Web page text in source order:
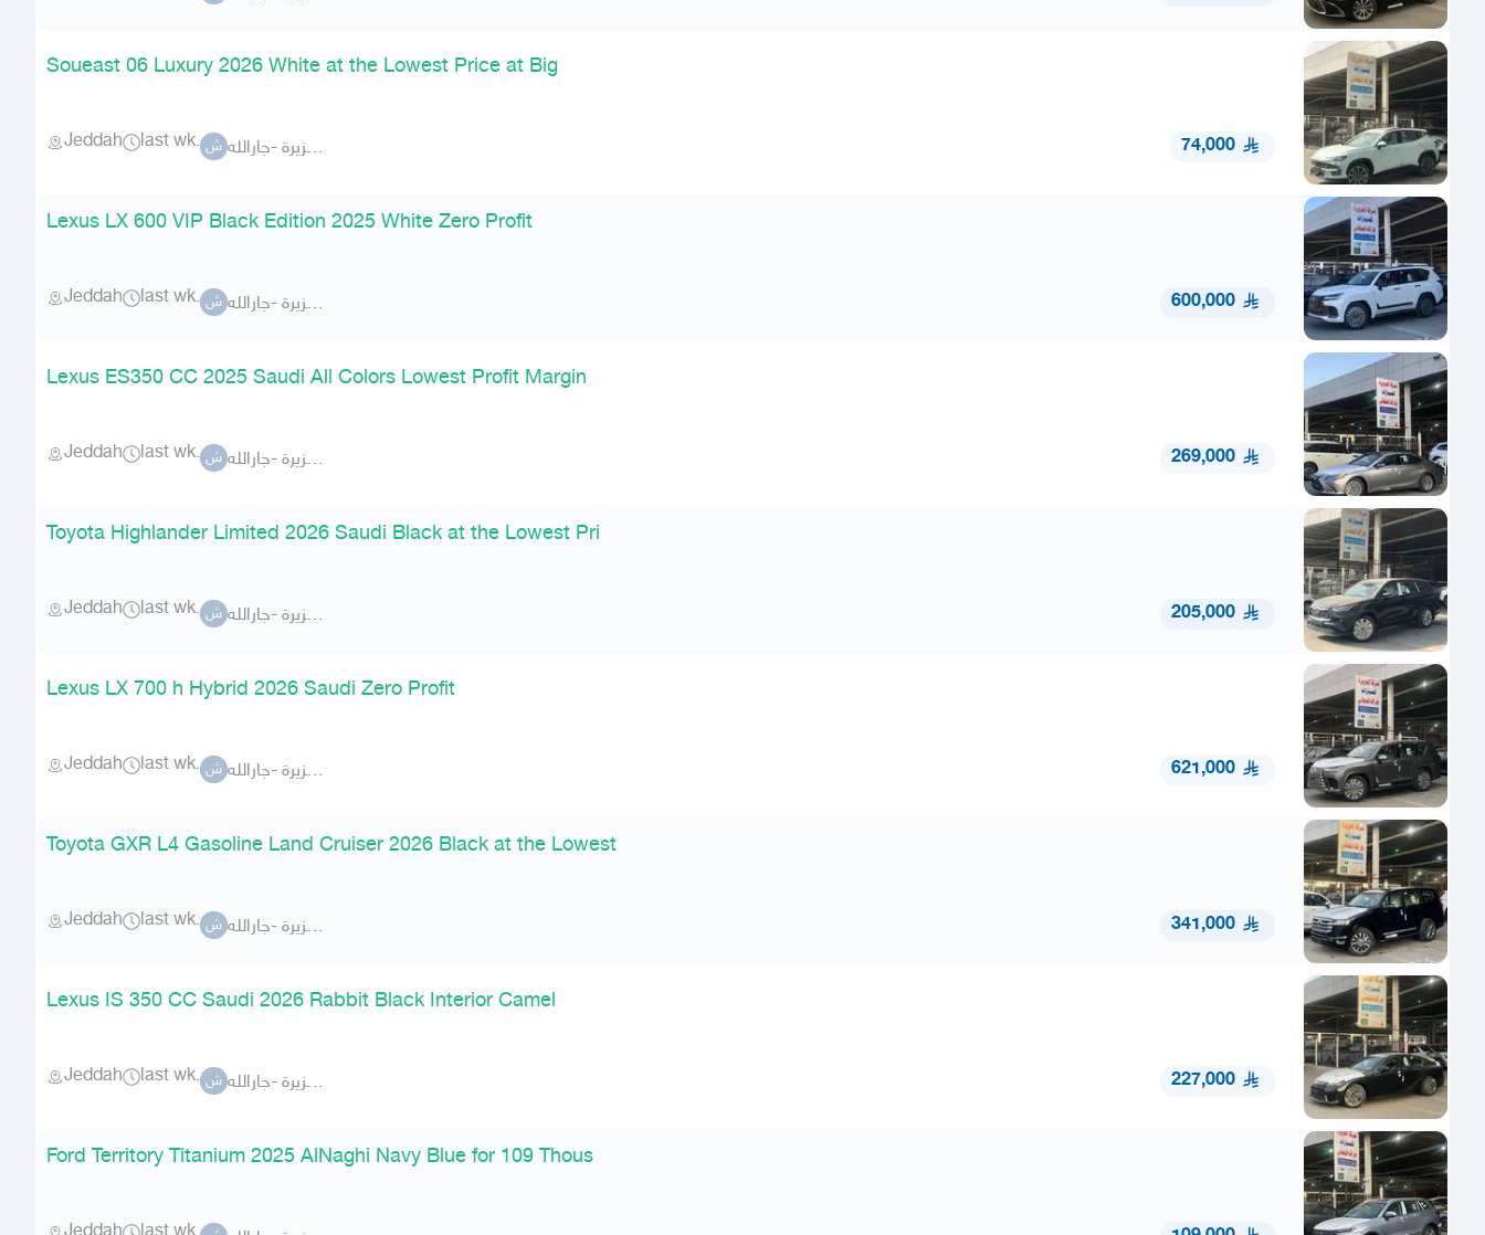
Soueast 06 Luxury 2026 White at the Lowest Price at Big
Jeddah last wk. ش شركة الجزيرة -جارالله- 74,000
Lexus LX 600 VIP Black Edition 2025 White Zero Profit
Jeddah last wk. ش شركة الجزيرة -جارالله- 600,000
Lexus ES350 CC 2025 Saudi All Colors Lowest Profit Margin
Jeddah last wk. ش شركة الجزيرة -جارالله- 269,000
Toyota Highlander Limited 2026 Saudi Black at the Lowest Pri
Jeddah last wk. ش شركة الجزيرة -جارالله- 205,000
Lexus LX 700 h Hybrid 2026 Saudi Zero Profit
Jeddah last wk. ش شركة الجزيرة -جارالله- 621,000
Toyota GXR L4 Gasoline Land Cruiser 2026 Black at the Lowest
Jeddah last wk. ش شركة الجزيرة -جارالله- 341,000
Lexus IS 350 CC Saudi 2026 Rabbit Black Interior Camel
Jeddah last wk. ش شركة الجزيرة -جارالله- 227,000
Ford Territory Titanium 2025 AlNaghi Navy Blue for 109 Thous